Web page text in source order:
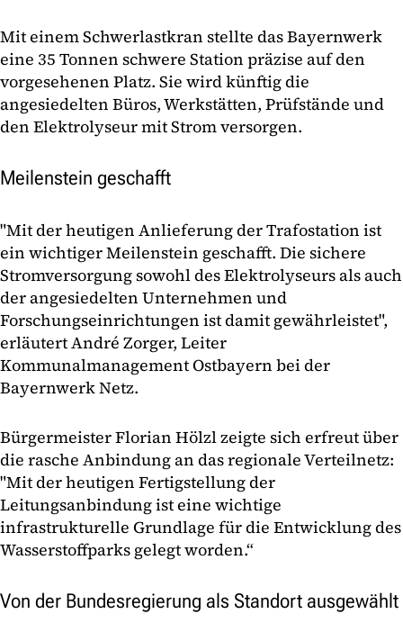
Mit einem Schwerlastkran stellte das Bayernwerk
eine 35 Tonnen schwere Station präzise auf den
vorgesehenen Platz. Sie wird künftig die
angesiedelten Büros, Werkstätten, Prüfstände und
den Elektrolyseur mit Strom versorgen.
Meilenstein geschafft
"Mit der heutigen Anlieferung der Trafostation ist
ein wichtiger Meilenstein geschafft. Die sichere
Stromversorgung sowohl des Elektrolyseurs als auch
der angesiedelten Unternehmen und
Forschungseinrichtungen ist damit gewährleistet",
erläutert André Zorger, Leiter
Kommunalmanagement Ostbayern bei der
Bayernwerk Netz.
Bürgermeister Florian Hölzl zeigte sich erfreut über
die rasche Anbindung an das regionale Verteilnetz:
"Mit der heutigen Fertigstellung der
Leitungsanbindung ist eine wichtige
infrastrukturelle Grundlage für die Entwicklung des
Wasserstoffparks gelegt worden.“
Von der Bundesregierung als Standort ausgewählt